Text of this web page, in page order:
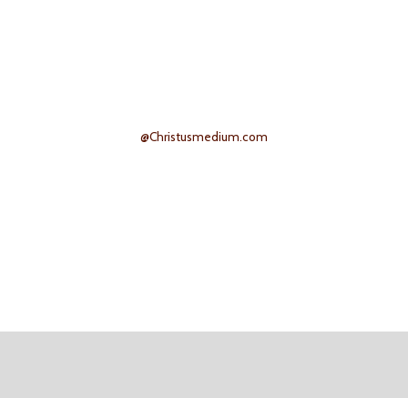
@Christusmedium.com